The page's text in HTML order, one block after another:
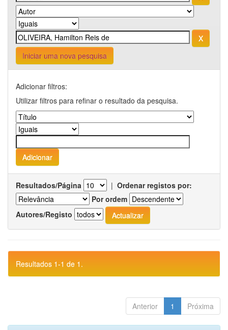
Iniciar uma nova pesquisa
Adicionar filtros:
Utilizar filtros para refinar o resultado da pesquisa.
Resultados/Página | Ordenar registos por:
Por ordem
Autores/Registo
Resultados 1-1 de 1.
Anterior 1 Próxima